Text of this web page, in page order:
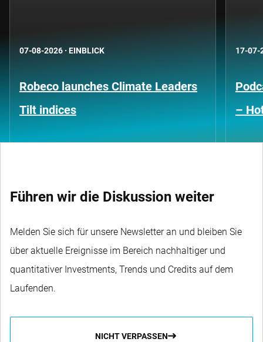
07-08-2026 · EINBLICK
Robeco launches Climate Leaders
Tilt indices
17-07-
–
Führen wir die Diskussion weiter
Melden Sie sich für unsere Newsletter an und bleiben Sie
über aktuelle Ereignisse im Bereich nachhaltiger und
quantitativer Investments, Trends und Credits auf dem
Laufenden.
NICHT VERPASSEN